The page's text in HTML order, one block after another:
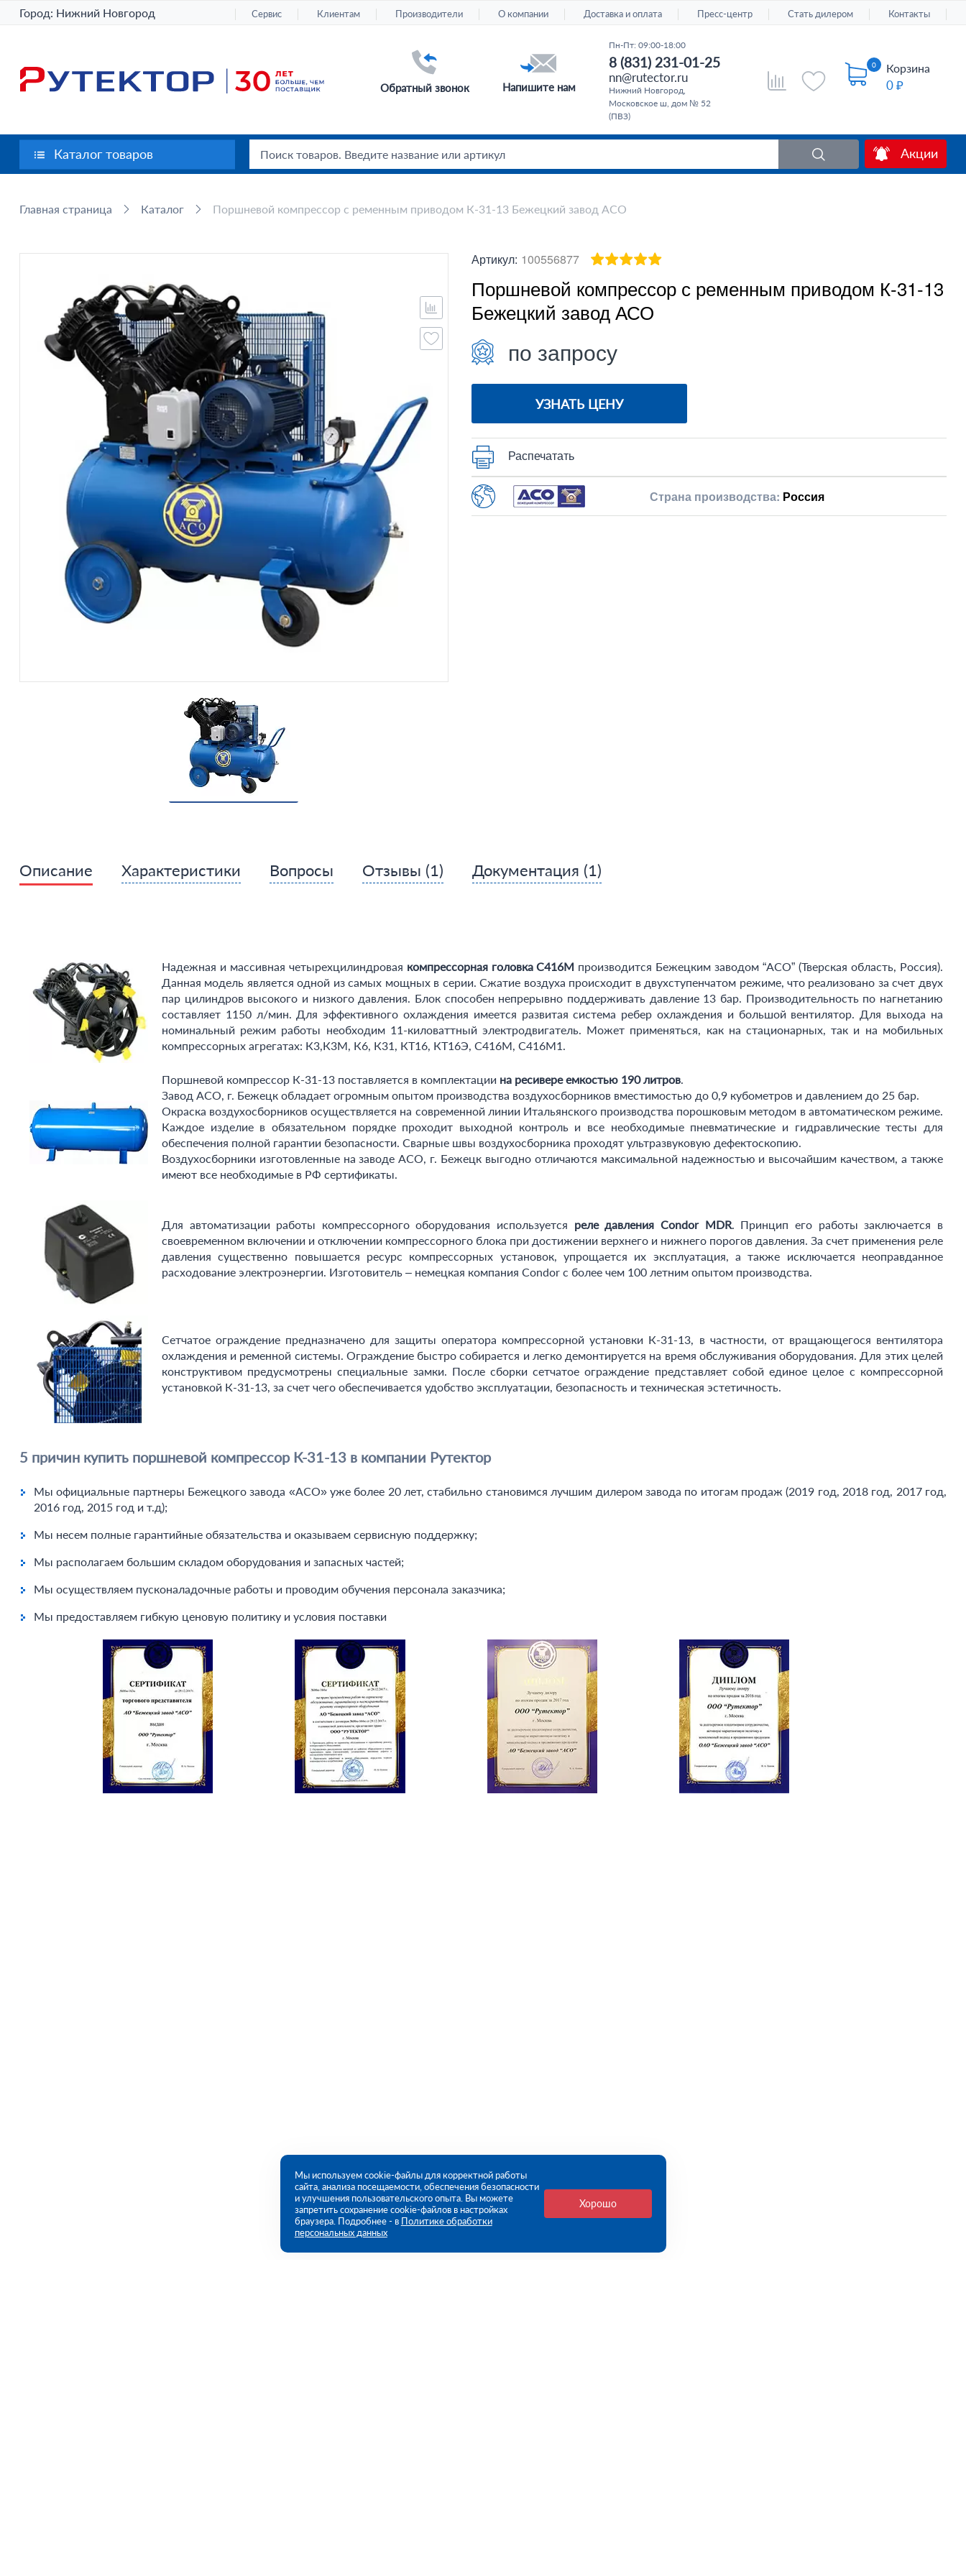
Город: Нижний Новгород Сервис Клиентам Производители О компании Доставка и оплата Пресс-центр Стать дилером Контакты
0 Корзина
0 ₽
Обратный звонок Напишите нам
Пн-Пт: 09:00-18:00
8 (831) 231-01-25
nn@rutector.ru
Нижний Новгород,
Московское ш, дом № 52
(ПВЗ)
Акции
Каталог товаров
Главная страница Каталог Поршневой компрессор с ременным приводом К-31-13 Бежецкий завод АСО
Артикул: 100556877
Поршневой компрессор с ременным приводом К-31-13
Бежецкий завод АСО
по запросу
УЗНАТЬ ЦЕНУ
Распечатать
Страна производства: Россия
Описание Характеристики Вопросы Отзывы (1) Документация (1)
Надежная и массивная четырехцилиндровая компрессорная головка C416M производится Бежецким заводом “АСО” (Тверская область, Россия).
Данная модель является одной из самых мощных в серии. Сжатие воздуха происходит в двухступенчатом режиме, что реализовано за счет двух
пар цилиндров высокого и низкого давления. Блок способен непрерывно поддерживать давление 13 бар. Производительность по нагнетанию
составляет 1150 л/мин. Для эффективного охлаждения имеется развитая система ребер охлаждения и большой вентилятор. Для выхода на
номинальный режим работы необходим 11-киловаттный электродвигатель. Может применяться, как на стационарных, так и на мобильных
компрессорных агрегатах: К3,К3М, К6, К31, КТ16, КТ16Э, С416М, С416М1.
Поршневой компрессор К-31-13 поставляется в комплектации на ресивере емкостью 190 литров.
Завод АСО, г. Бежецк обладает огромным опытом производства воздухосборников вместимостью до 0,9 кубометров и давлением до 25 бар.
Окраска воздухосборников осуществляется на современной линии Итальянского производства порошковым методом в автоматическом режиме.
Каждое изделие в обязательном порядке проходит выходной контроль и все необходимые пневматические и гидравлические тесты для
обеспечения полной гарантии безопасности. Сварные швы воздухосборника проходят ультразвуковую дефектоскопию.
Воздухосборники изготовленные на заводе АСО, г. Бежецк выгодно отличаются максимальной надежностью и высочайшим качеством, а также
имеют все необходимые в РФ сертификаты.
Для автоматизации работы компрессорного оборудования используется реле давления Condor MDR. Принцип его работы заключается в
своевременном включении и отключении компрессорного блока при достижении верхнего и нижнего порогов давления. За счет применения реле
давления существенно повышается ресурс компрессорных установок, упрощается их эксплуатация, а также исключается неоправданное
расходование электроэнергии. Изготовитель – немецкая компания Condor с более чем 100 летним опытом производства.
Сетчатое ограждение предназначено для защиты оператора компрессорной установки К-31-13, в частности, от вращающегося вентилятора
охлаждения и ременной системы. Ограждение быстро собирается и легко демонтируется на время обслуживания оборудования. Для этих целей
конструктивом предусмотрены специальные замки. После сборки сетчатое ограждение представляет собой единое целое с компрессорной
установкой К-31-13, за счет чего обеспечивается удобство эксплуатации, безопасность и техническая эстетичность.
5 причин купить поршневой компрессор К-31-13 в компании Рутектор
Мы официальные партнеры Бежецкого завода «АСО» уже более 20 лет, стабильно становимся лучшим дилером завода по итогам продаж (2019 год, 2018 год, 2017 год,
2016 год, 2015 год и т.д);
Мы несем полные гарантийные обязательства и оказываем сервисную поддержку;
Мы располагаем большим складом оборудования и запасных частей;
Мы осуществляем пусконаладочные работы и проводим обучения персонала заказчика;
Мы предоставляем гибкую ценовую политику и условия поставки
Мы используем cookie-файлы для корректной работы
сайта, анализа посещаемости, обеспечения безопасности
и улучшения пользовательского опыта. Вы можете
запретить сохранение cookie-файлов в настройках
браузера. Подробнее - в Политике обработки
персональных данных
Хорошо